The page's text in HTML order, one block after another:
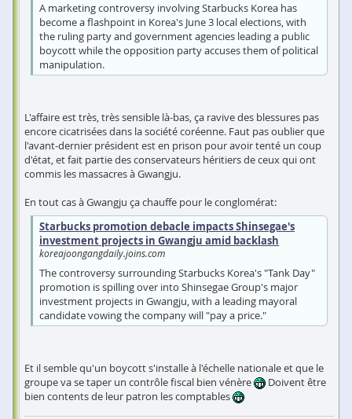
A marketing controversy involving Starbucks Korea has
become a flashpoint in Korea's June 3 local elections, with
the ruling party and government agencies leading a public
boycott while the opposition party accuses them of political
manipulation.
L'affaire est très, très sensible là-bas, ça ravive des blessures pas
encore cicatrisées dans la société coréenne. Faut pas oublier que
l'avant-dernier président est en prison pour avoir tenté un coup
d'état, et fait partie des conservateurs héritiers de ceux qui ont
commis les massacres à Gwangju.
En tout cas à Gwangju ça chauffe pour le conglomérat:
Starbucks promotion debacle impacts Shinsegae's
investment projects in Gwangju amid backlash
koreajoongangdaily.joins.com
The controversy surrounding Starbucks Korea's "Tank Day"
promotion is spilling over into Shinsegae Group's major
investment projects in Gwangju, with a leading mayoral
candidate vowing the company will "pay a price."
Et il semble qu'un boycott s'installe à l'échelle nationale et que le
groupe va se taper un contrôle fiscal bien vénère
Doivent être
bien contents de leur patron les comptables